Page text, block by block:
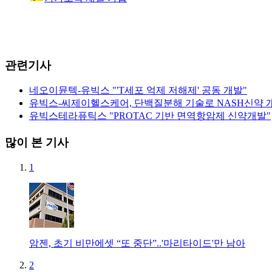
관련기사
네오이뮨텍-유빅스 "'T세포 억제 저해제' 공동 개발"
유빅스-씨제이헬스케어, 단백질분해 기술로 NASH신약
유빅스테라퓨틱스 "PROTAC 기반 면역항암제 신약개발"
많이 본 기사
1
암젠, 초기 비만에셋 “또 중단”..'마리타이드'만 남아
2